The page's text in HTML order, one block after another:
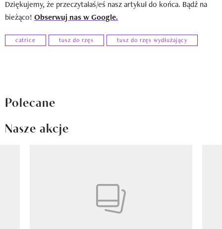
Dziękujemy, że przeczytałaś/eś nasz artykuł do końca. Bądź na
bieżąco! Obserwuj nas w Google.
catrice tusz do rzęs tusz do rzęs wydłużający
Polecane
Nasze akcje